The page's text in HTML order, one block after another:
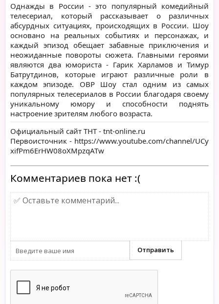
Однажды в России - это популярный комедийный
телесериал, который рассказывает о различных
абсурдных ситуациях, происходящих в России. Шоу
основано на реальных событиях и персонажах, и
каждый эпизод обещает забавные приключения и
неожиданные повороты сюжета. Главными героями
являются два юмориста - Гарик Харламов и Тимур
Батрутдинов, которые играют различные роли в
каждом эпизоде. ОВР Шоу стал одним из самых
популярных телесериалов в России благодаря своему
уникальному юмору и способности поднять
настроение зрителям любого возраста.
Официальный сайт ТНТ - tnt-online.ru
Первоисточник - https://www.youtube.com/channel/UCy
xifPm6ErHW08oXMpzqATw
Комментариев пока нет :(